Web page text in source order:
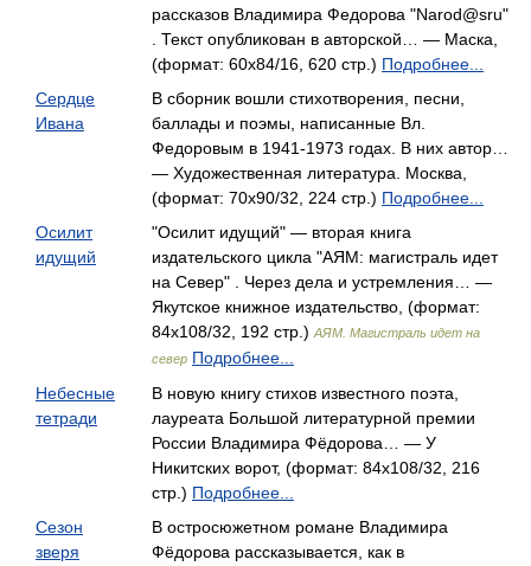
рассказов Владимира Федорова "Narod@sru"
. Текст опубликован в авторской… — Маска,
(формат: 60x84/16, 620 стр.) Подробнее...
Сердце
Ивана
В сборник вошли стихотворения, песни,
баллады и поэмы, написанные Вл.
Федоровым в 1941-1973 годах. В них автор…
— Художественная литература. Москва,
(формат: 70x90/32, 224 стр.) Подробнее...
Осилит
идущий
"Осилит идущий" — вторая книга
издательского цикла "АЯМ: магистраль идет
на Север" . Через дела и устремления… —
Якутское книжное издательство, (формат:
84x108/32, 192 стр.) АЯМ. Магистраль идет на
север Подробнее...
Небесные
тетради
В новую книгу стихов известного поэта,
лауреата Большой литературной премии
России Владимира Фёдорова… — У
Никитских ворот, (формат: 84x108/32, 216
стр.) Подробнее...
Сезон
зверя
В остросюжетном романе Владимира
Фёдорова рассказывается, как в